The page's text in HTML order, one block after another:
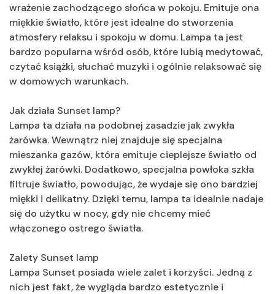
wrażenie zachodzącego słońca w pokoju. Emituje ona
miękkie światło, które jest idealne do stworzenia
atmosfery relaksu i spokoju w domu. Lampa ta jest
bardzo popularna wśród osób, które lubią medytować,
czytać książki, słuchać muzyki i ogólnie relaksować się
w domowych warunkach.
Jak działa Sunset lamp?
Lampa ta działa na podobnej zasadzie jak zwykła
żarówka. Wewnątrz niej znajduje się specjalna
mieszanka gazów, która emituje cieplejsze światło od
zwykłej żarówki. Dodatkowo, specjalna powłoka szkła
filtruje światło, powodując, że wydaje się ono bardziej
miękki i delikatny. Dzięki temu, lampa ta idealnie nadaje
się do użytku w nocy, gdy nie chcemy mieć
włączonego ostrego światła.
Zalety Sunset lamp
Lampa Sunset posiada wiele zalet i korzyści. Jedną z
nich jest fakt, że wygląda bardzo estetycznie i